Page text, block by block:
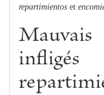
repartimientos et